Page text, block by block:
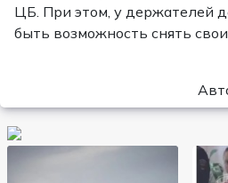
ЦБ. При этом, у держателей
быть возможность снять